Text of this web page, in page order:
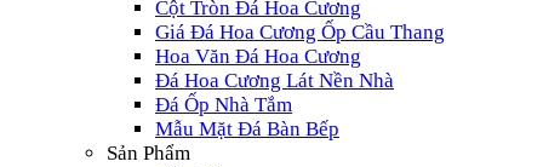
Cột Tròn Đá Hoa Cương
Giá Đá Hoa Cương Ốp Cầu Thang
Hoa Văn Đá Hoa Cương
Đá Hoa Cương Lát Nền Nhà
Đá Ốp Nhà Tắm
Mẫu Mặt Đá Bàn Bếp
Sản Phẩm